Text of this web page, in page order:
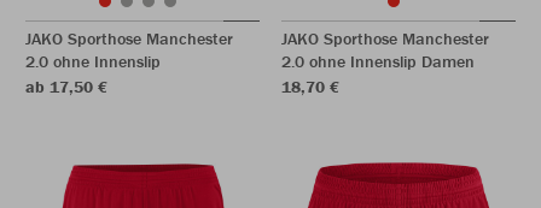
JAKO Sporthose Manchester
2.0 ohne Innenslip
ab 17,50 €
JAKO Sporthose Manchester
2.0 ohne Innenslip Damen
18,70 €